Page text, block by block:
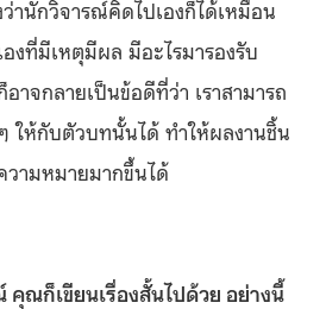
ว่านักวิจารณ์คิดไปเองก็ได้เหมือน
งที่มีเหตุมีผล มีอะไรมารองรับ
าจกลายเป็นข้อดีที่ว่า เราสามารถ
ให้กับตัวบทนั้นได้ ทำให้ผลงานชิ้น
ามหมายมากขึ้นได้
คุณก็เขียนเรื่องสั้นไปด้วย อย่างนี้